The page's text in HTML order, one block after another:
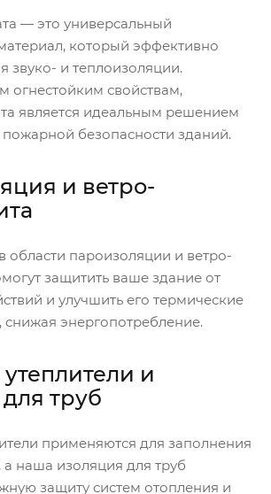
— это универсальный
который эффективно
звуко- и теплоизоляции.
огнестойким свойствам,
является идеальным решением
безопасности зданий.
и ветро-
пароизоляции и ветро-
защитить ваше здание от
и улучшить его термические
снижая энергопотребление.
и
труб
применяются для заполнения
наша изоляция для труб
защиту систем отопления и